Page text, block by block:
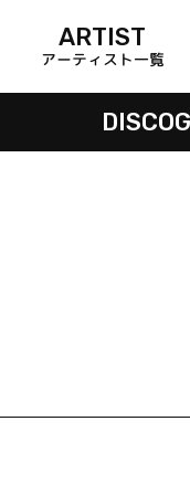
ARTIST
アーティスト一覧